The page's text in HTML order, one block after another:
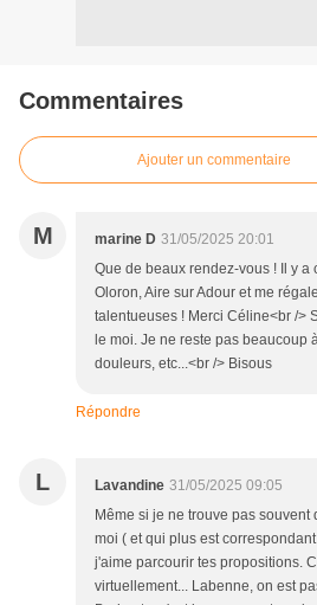
Commentaires
Ajouter un commentaire
M marine D 31/05/2025 20:01
Que de beaux rendez-vous ! Il y a
Oloron, Aire sur Adour et me
talentueuses ! Merci Céline<br />
le moi. Je ne reste pas beaucoup
douleurs, etc...<br /> Bisous
Répondre
L Lavandine 31/05/2025 09:05
Même si je ne trouve pas
moi ( et qui plus est
j'aime parcourir tes propositions.
virtuellement... Labenne, on est